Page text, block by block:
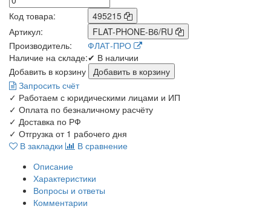
Код товара:
495215
Артикул:
FLAT-PHONE-В6/RU
Производитель:
ФЛАТ-ПРО
Наличие на складе:✔ В наличии
Добавить в корзину
Запросить счёт
✓ Работаем с юридическими лицами и ИП
✓ Оплата по безналичному расчёту
✓ Доставка по РФ
✓ Отгрузка от 1 рабочего дня
В закладки
В сравнение
Описание
Характеристики
Вопросы и ответы
Комментарии